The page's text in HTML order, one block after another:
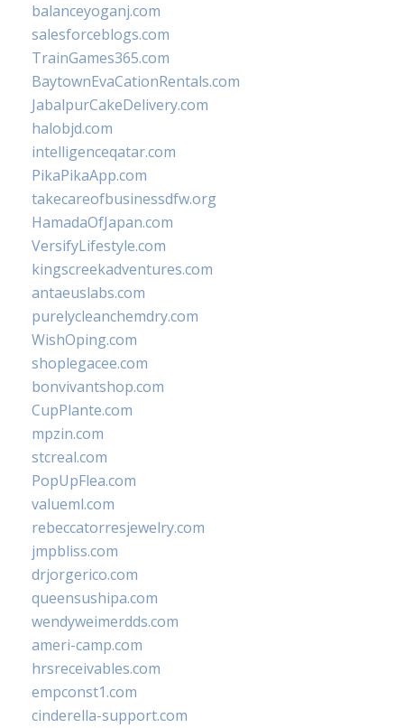
balanceyoganj.com
salesforceblogs.com
TrainGames365.com
BaytownEvaCationRentals.com
JabalpurCakeDelivery.com
halobjd.com
intelligenceqatar.com
PikaPikaApp.com
takecareofbusinessdfw.org
HamadaOfJapan.com
VersifyLifestyle.com
kingscreekadventures.com
antaeuslabs.com
purelycleanchemdry.com
WishOping.com
shoplegacee.com
bonvivantshop.com
CupPlante.com
mpzin.com
stcreal.com
PopUpFlea.com
valueml.com
rebeccatorresjewelry.com
jmpbliss.com
drjorgerico.com
queensushipa.com
wendyweimerdds.com
ameri-camp.com
hrsreceivables.com
empconst1.com
cinderella-support.com